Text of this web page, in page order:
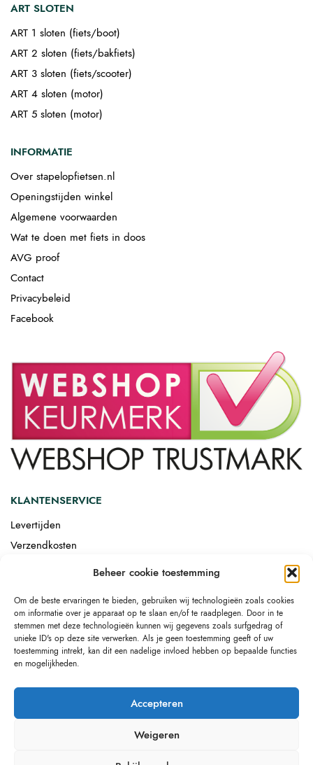
Beheer cookie toestemming
Om de beste ervaringen te bieden, gebruiken wij technologieën zoals cookies
om informatie over je apparaat op te slaan en/of te raadplegen. Door in te
stemmen met deze technologieën kunnen wij gegevens zoals surfgedrag of
unieke ID's op deze site verwerken. Als je geen toestemming geeft of uw
toestemming intrekt, kan dit een nadelige invloed hebben op bepaalde functies
en mogelijkheden.
Accepteren
Weigeren
ART SLOTEN
ART 1 sloten (fiets/boot)
ART 2 sloten (fiets/bakfiets)
ART 3 sloten (fiets/scooter)
ART 4 sloten (motor)
ART 5 sloten (motor)
INFORMATIE
Over stapelopfietsen.nl
Openingstijden winkel
Algemene voorwaarden
Wat te doen met fiets in doos
AVG proof
Contact
Privacybeleid
Facebook
KLANTENSERVICE
Levertijden
Verzendkosten
Afgemonteerd laten bezorgen
Drop-shipping
Link building